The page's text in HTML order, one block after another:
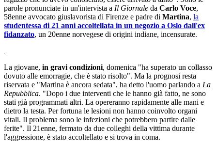
parole pronunciate in un'intervista a Il Giornale da Carlo Voce,
58enne avvocato giuslavorista di Firenze e padre di Martina, la
studentessa di 21 anni accoltellata in un negozio a Oslo dall'ex
fidanzato, un 20enne norvegese di origini indiane, incensurate.
La giovane, in gravi condizioni, domenica "ha superato un collasso
dovuto alle emorragie, che è stato risolto". Ma la prognosi resta
riservata e "Martina è ancora sedata", ha detto l'uomo parlando a La
Repubblica. "Dopo i due interventi che le hanno già fatto, ne sono
stati già programmati altri. La opereranno rapidamente alle mani e
dietro la testa. Per fortuna le lesioni non hanno coinvolto organi
vitali. Il problema sono le infezioni che potrebbero partire dalle
ferite". Il 21enne, fermato da due colleghi della vittima durante
l'aggressione, è stato accoltellato e si trova in coma.